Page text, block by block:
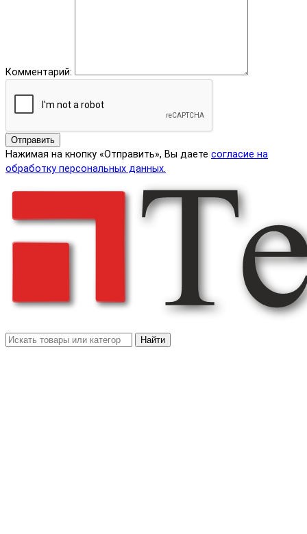
Комментарий:
Отправить
Нажимая на кнопку «Отправить», Вы даете согласие на
обработку персональных данных.
Найти